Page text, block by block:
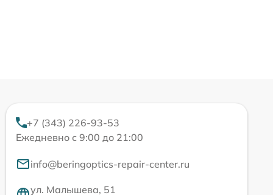
+7 (343) 226-93-53
Ежедневно с 9:00 до 21:00
info@beringoptics-repair-center.ru
ул. Малышева, 51